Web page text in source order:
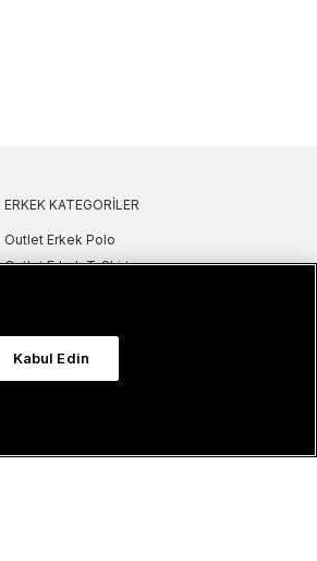
ERKEK KATEGORILER
Outlet Erkek Polo
Outlet Erkek T-Shirt
Kabul Edin